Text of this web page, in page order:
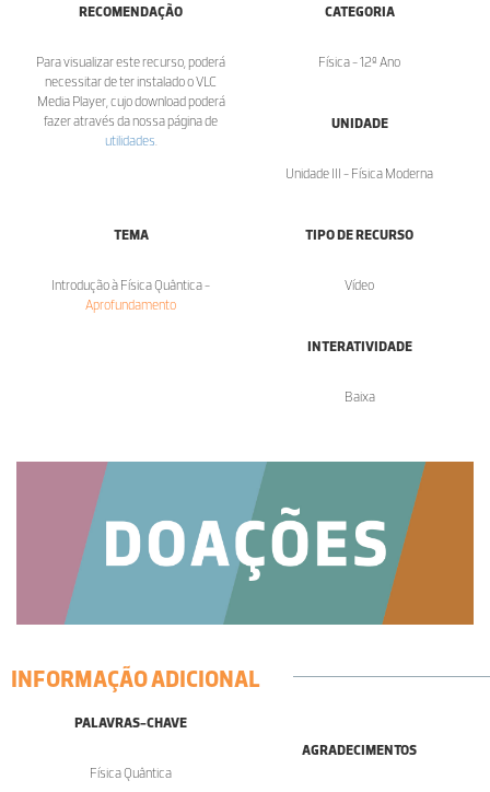
RECOMENDAÇÃO
Para visualizar este recurso, poderá
necessitar de ter instalado o VLC
Media Player, cujo download poderá
fazer através da nossa página de
utilidades
CATEGORIA
Física - 12º Ano
UNIDADE
Unidade III - Física Moderna
TEMA
Introdução à Física Quântica -
Aprofundamento
TIPO DE RECURSO
Vídeo
INTERATIVIDADE
Baixa
INFORMAÇÃO ADICIONAL
PALAVRAS-CHAVE
Física Quântica
AGRADECIMENTOS